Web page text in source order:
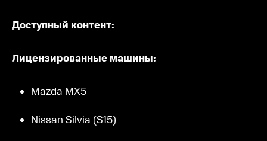
Доступный контент:
Лицензированные машины:
Mazda MX5
Nissan Silvia (S15)